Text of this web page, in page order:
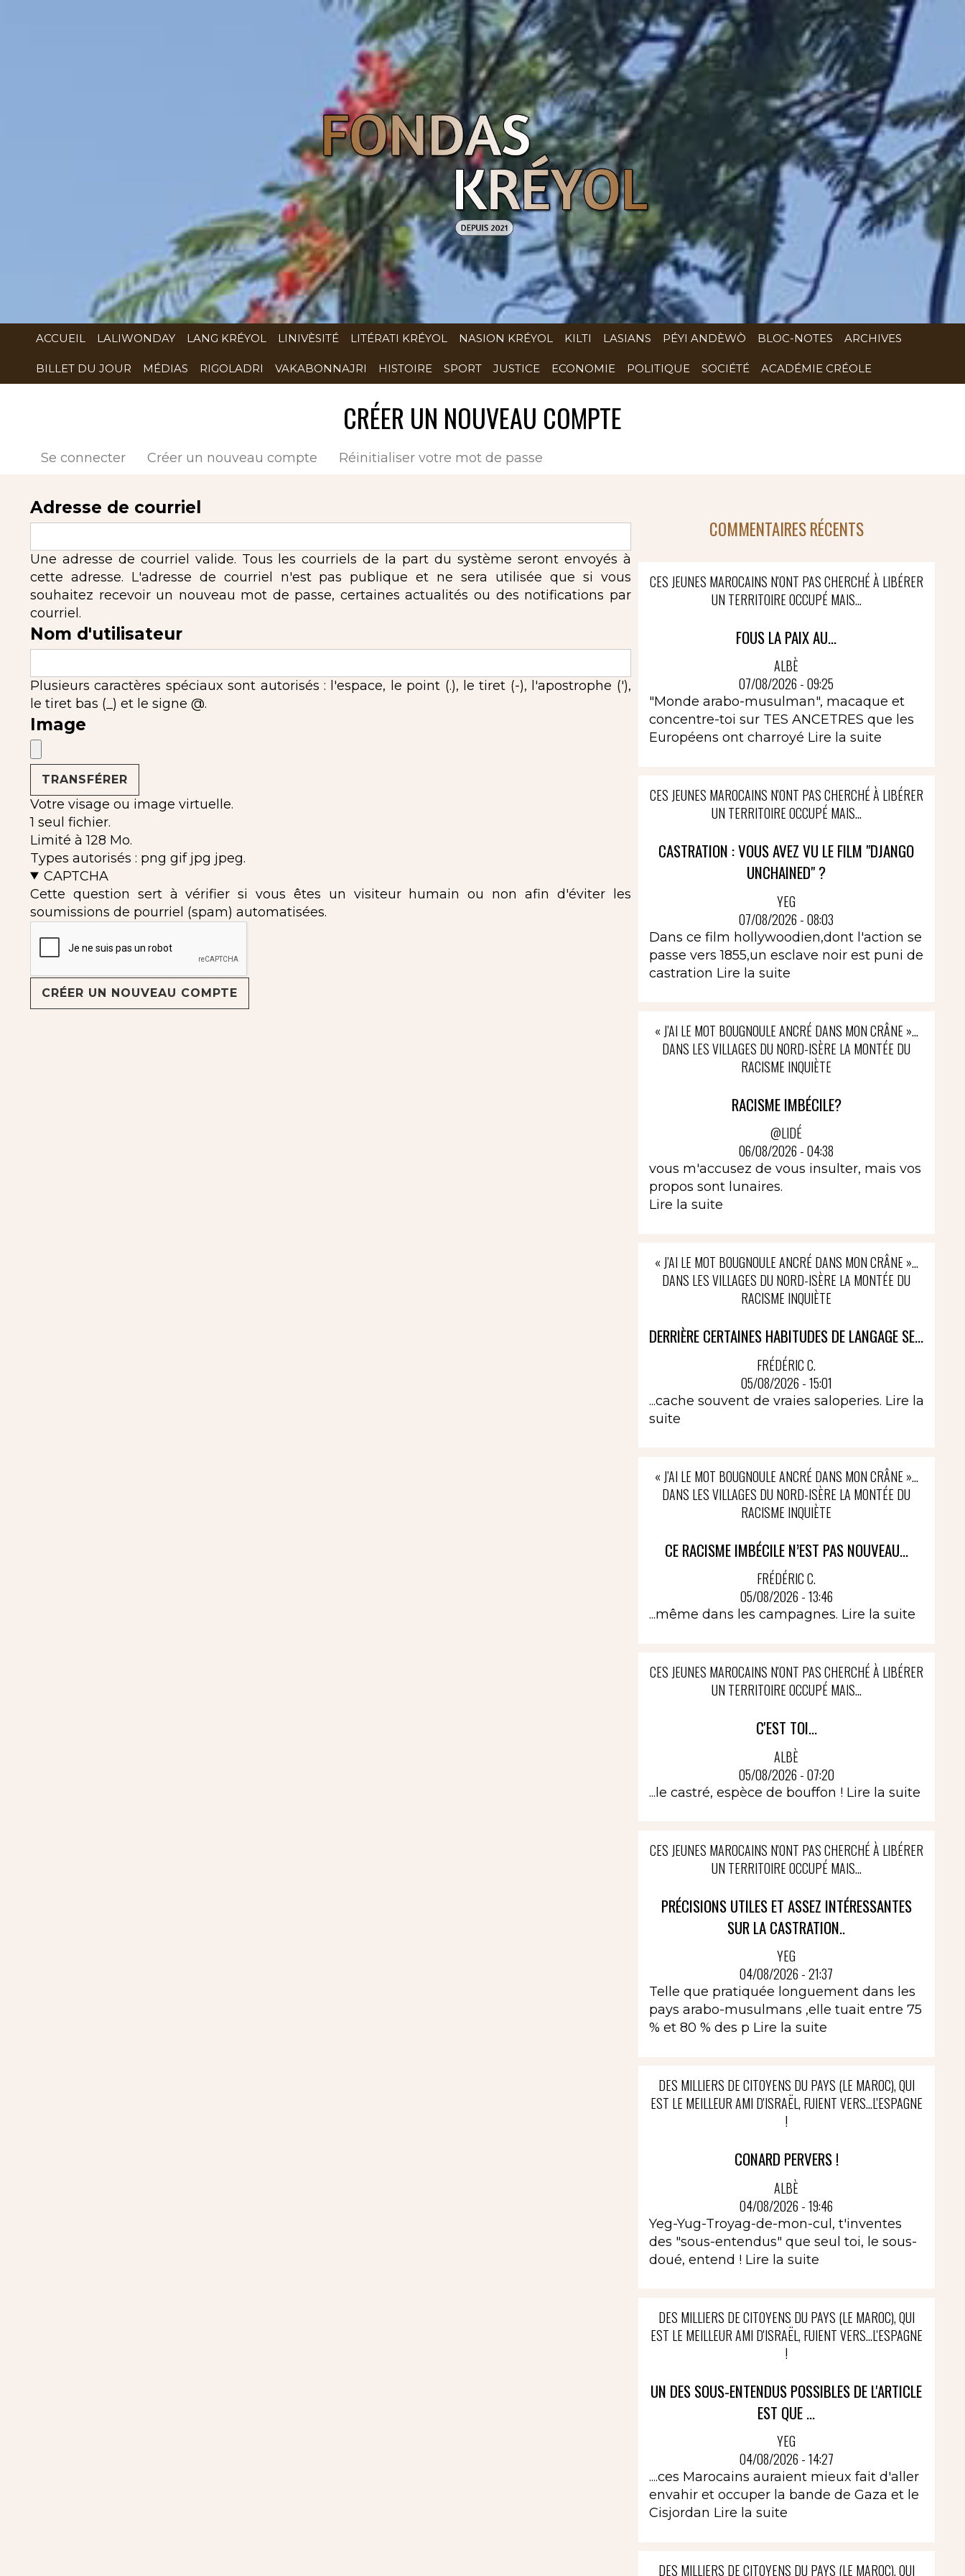
ACCUEIL LALIWONDAY LANG KRÉYOL LINIVÈSITÉ LITÉRATI KRÉYOL NASION KRÉYOL KILTI LASIANS PÉYI ANDÈWÒ BLOC-NOTES ARCHIVES
BILLET DU JOUR MÉDIAS RIGOLADRI VAKABONNAJRI HISTOIRE SPORT JUSTICE ECONOMIE POLITIQUE SOCIÉTÉ ACADÉMIE CRÉOLE
CRÉER UN NOUVEAU COMPTE
Se connecter Créer un nouveau compte (onglet actif)
Réinitialiser votre mot de passe
Adresse de courriel
Une adresse de courriel valide. Tous les courriels de la part du système seront envoyés à
cette adresse. L'adresse de courriel n'est pas publique et ne sera utilisée que si vous
souhaitez recevoir un nouveau mot de passe, certaines actualités ou des notifications par
courriel.
Nom d'utilisateur
Plusieurs caractères spéciaux sont autorisés : l'espace, le point (.), le tiret (-), l'apostrophe ('),
le tiret bas (_) et le signe @.
Image
Votre visage ou image virtuelle.
1 seul fichier.
Limité à 128 Mo.
Types autorisés : png gif jpg jpeg.
CAPTCHA
Cette question sert à vérifier si vous êtes un visiteur humain ou non afin d'éviter les
soumissions de pourriel (spam) automatisées.
COMMENTAIRES RÉCENTS
CES JEUNES MAROCAINS N'ONT PAS CHERCHÉ À LIBÉRER
UN TERRITOIRE OCCUPÉ MAIS...
FOUS LA PAIX AU...
ALBÈ
07/08/2026 - 09:25
"Monde arabo-musulman", macaque et
concentre-toi sur TES ANCETRES que les
Européens ont charroyé Lire la suite
CES JEUNES MAROCAINS N'ONT PAS CHERCHÉ À LIBÉRER
UN TERRITOIRE OCCUPÉ MAIS...
CASTRATION : VOUS AVEZ VU LE FILM "DJANGO
UNCHAINED" ?
YEG
07/08/2026 - 08:03
Dans ce film hollywoodien,dont l'action se
passe vers 1855,un esclave noir est puni de
castration Lire la suite
« J’AI LE MOT BOUGNOULE ANCRÉ DANS MON CRÂNE »…
DANS LES VILLAGES DU NORD-ISÈRE LA MONTÉE DU
RACISME INQUIÈTE
RACISME IMBÉCILE?
@LIDÉ
06/08/2026 - 04:38
vous m'accusez de vous insulter, mais vos
propos sont lunaires.
Lire la suite
« J’AI LE MOT BOUGNOULE ANCRÉ DANS MON CRÂNE »…
DANS LES VILLAGES DU NORD-ISÈRE LA MONTÉE DU
RACISME INQUIÈTE
DERRIÈRE CERTAINES HABITUDES DE LANGAGE SE...
FRÉDÉRIC C.
05/08/2026 - 15:01
...cache souvent de vraies saloperies. Lire la
suite
« J’AI LE MOT BOUGNOULE ANCRÉ DANS MON CRÂNE »…
DANS LES VILLAGES DU NORD-ISÈRE LA MONTÉE DU
RACISME INQUIÈTE
CE RACISME IMBÉCILE N’EST PAS NOUVEAU...
FRÉDÉRIC C.
05/08/2026 - 13:46
...même dans les campagnes. Lire la suite
CES JEUNES MAROCAINS N'ONT PAS CHERCHÉ À LIBÉRER
UN TERRITOIRE OCCUPÉ MAIS...
C'EST TOI...
ALBÈ
05/08/2026 - 07:20
...le castré, espèce de bouffon ! Lire la suite
CES JEUNES MAROCAINS N'ONT PAS CHERCHÉ À LIBÉRER
UN TERRITOIRE OCCUPÉ MAIS...
PRÉCISIONS UTILES ET ASSEZ INTÉRESSANTES
SUR LA CASTRATION..
YEG
04/08/2026 - 21:37
Telle que pratiquée longuement dans les
pays arabo-musulmans ,elle tuait entre 75
% et 80 % des p Lire la suite
DES MILLIERS DE CITOYENS DU PAYS (LE MAROC), QUI
EST LE MEILLEUR AMI D'ISRAËL, FUIENT VERS...L'ESPAGNE
!
CONARD PERVERS !
ALBÈ
04/08/2026 - 19:46
Yeg-Yug-Troyag-de-mon-cul, t'inventes
des "sous-entendus" que seul toi, le sous-
doué, entend ! Lire la suite
DES MILLIERS DE CITOYENS DU PAYS (LE MAROC), QUI
EST LE MEILLEUR AMI D'ISRAËL, FUIENT VERS...L'ESPAGNE
!
UN DES SOUS-ENTENDUS POSSIBLES DE L'ARTICLE
EST QUE ...
YEG
04/08/2026 - 14:27
....ces Marocains auraient mieux fait d'aller
envahir et occuper la bande de Gaza et le
Cisjordan Lire la suite
DES MILLIERS DE CITOYENS DU PAYS (LE MAROC), QUI